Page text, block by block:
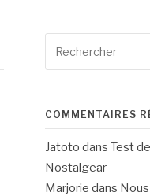
pour
COMMENTAIRES
Jatoto dans Test
Nostalgear
Marjorie dans